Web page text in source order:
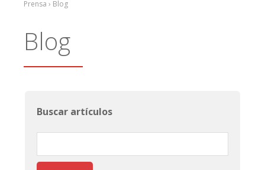
Prensa › Blog
Blog
Buscar artículos